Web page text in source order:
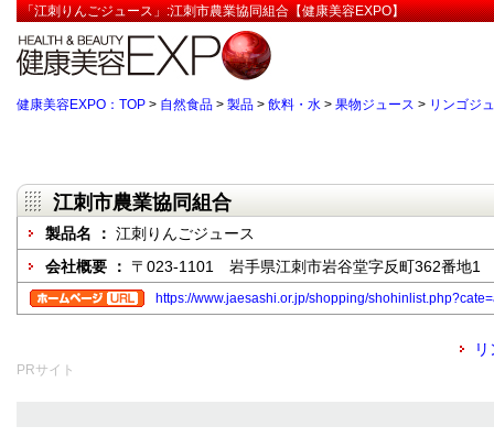
「江刺りんごジュース」:江刺市農業協同組合【健康美容EXPO】
健康美容EXPO：TOP > 自然食品 > 製品 > 飲料・水 > 果物ジュース > リンゴジ
江刺市農業協同組合
製品名 ： 江刺りんごジュース
会社概要 ： 〒023-1101 岩手県江刺市岩谷堂字反町362番地1
https://www.jaesashi.or.jp/shopping/
PRサイト